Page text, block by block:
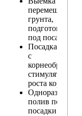
перемещение
грунта,
подготовка
под посадку
Посадка
с
стимулятором
роста корней
Одноразовый
полив после
посадки